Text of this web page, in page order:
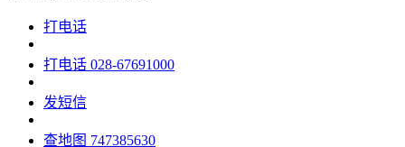
打电话
打电话 028-67691000
发短信
查地图 747385630